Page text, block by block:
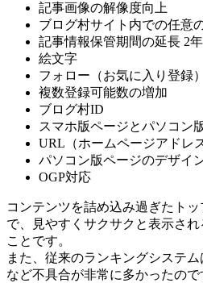
記事画像の解像度向上
ブログ村サイト内での任意
記事情報保管期間の延長 2
絵文字
フォロー（お気に入り登録
複数登録可能数の増加
ブログ村ID
スマホ版ページとパソコン
URL（ホームページアドレス
パソコン版ページのデザイ
OGP対応
コンテンツを詰め込み過ぎたト
で、見やすくサクサクと表示さ
ことです。
また、従来のランキングシステ
など不具合が非常に多かったの